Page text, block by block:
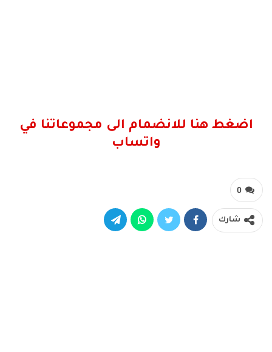
اضغط هنا للانضمام الى مجموعاتنا في
واتساب
0
شارك